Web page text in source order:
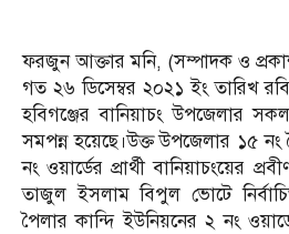
ফরজুন আক্তার মনি, (সম্পাদক ও
গত ২৬ ডিসেম্বর ২০২১ ইং তারিখ
হবিগঞ্জের বানিয়াচং উপজেলার
সমপন্ন হয়েছে।উক্ত উপজেলার ১৫ নং
নং ওয়ার্ডের প্রার্থী বানিয়াচংয়ের
তাজুল ইসলাম বিপুল ভোটে
পৈলার কান্দি ইউনিয়নের ২ নং